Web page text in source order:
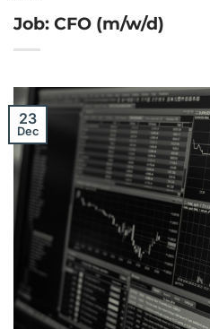
Job: CFO (m/w/d)
23
Dec